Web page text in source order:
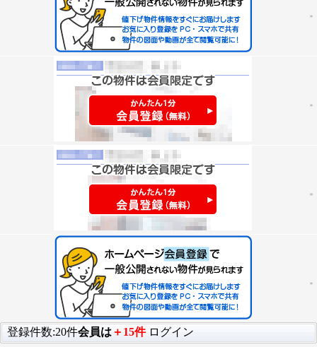
登録件数:20件会員は ＋15件 ログイン